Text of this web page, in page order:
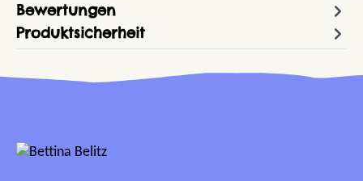
Bewertungen
Produktsicherheit